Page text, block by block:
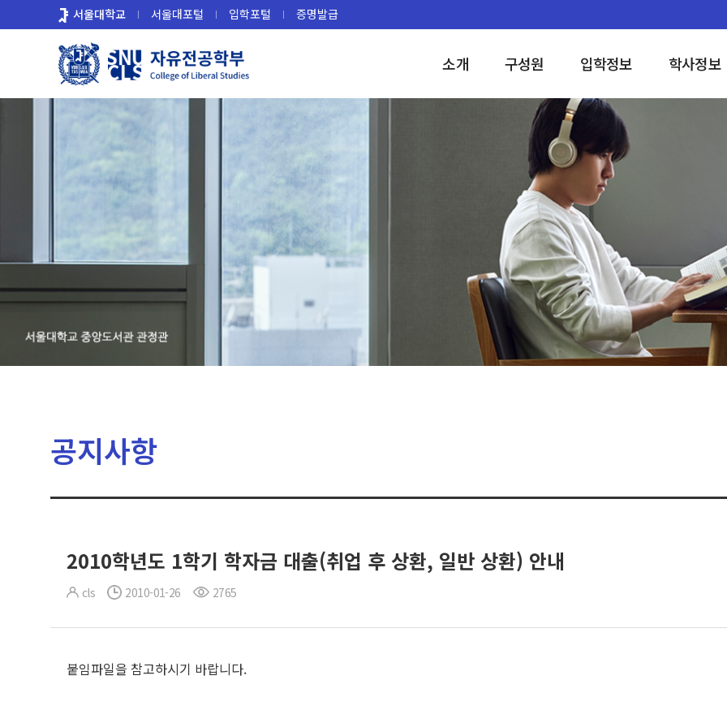
로
서울대학교 서울대포털 입학포털 증명발급
소개 구성원 입학정보 학사정보
공지사항
2010학년도 1학기 학자금 대출(취업 후 상환, 일반 상환) 안내
cls 2010-01-26 2765
붙임파일을 참고하시기 바랍니다.